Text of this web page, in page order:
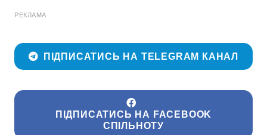
РЕКЛАМА
ПІДПИСАТИСЬ НА TELEGRAM КАНАЛ
ПІДПИСАТИСЬ НА FACEBOOK
СПІЛЬНОТУ